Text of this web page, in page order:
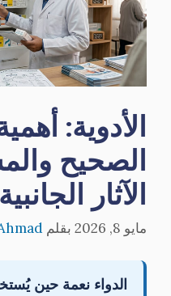
الأدوية:
الصحيح
الآثار
مايو 8, 2026 بقلم
الدواء نعمة حين